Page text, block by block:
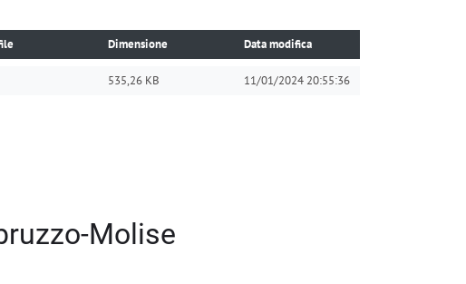
Dimensione Data modifica
535,26 KB 11/01/2024 20:55:36
Molise